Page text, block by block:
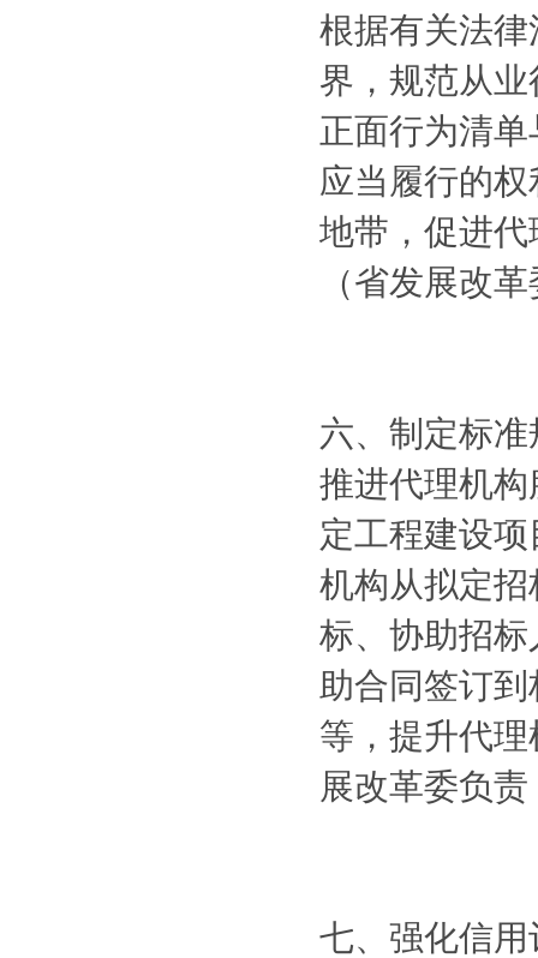
根据有关法
界，规范从
正面行为清
应当履行的
地带，促进
（省发展改
六、制定标准
推进代理机
定工程建设
机构从拟定
标、协助招
助合同签订
等，提升代
展改革委负
七、强化信用